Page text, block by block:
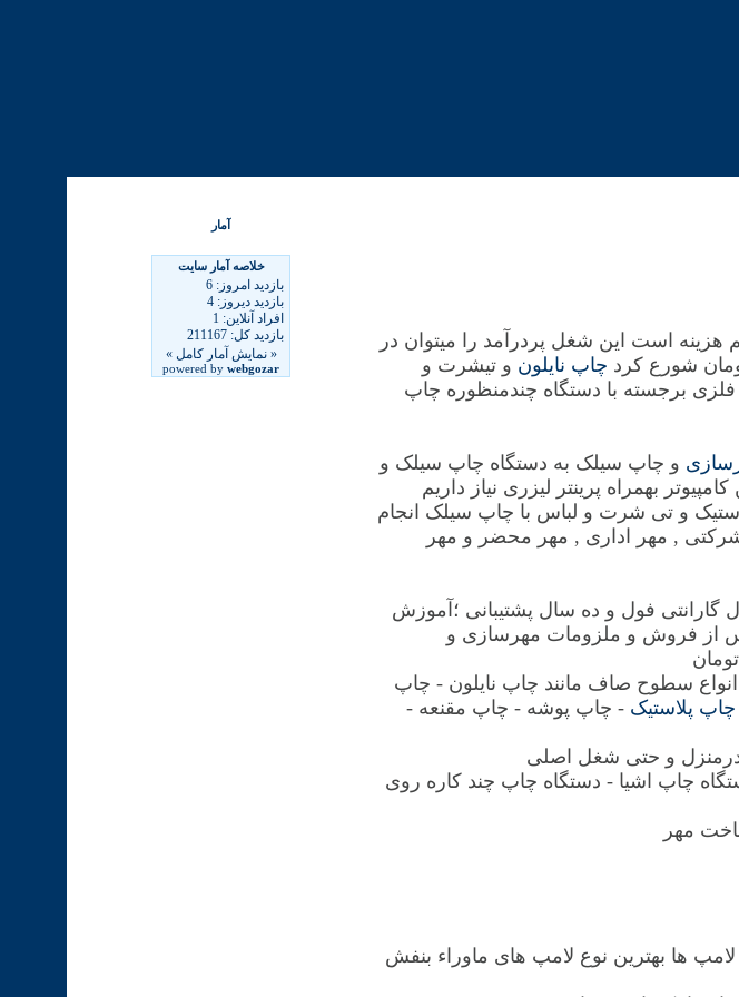
است این شغل پردرآمد را میتوان در
شورع کرد چاپ نایلون و تیشرت و
برجسته با دستگاه چندمنظوره چاپ
و چاپ سیلک به دستگاه چاپ سیلک و
بهمراه پرینتر لیزری نیاز داریم
و تی شرت و لباس با چاپ سیلک انجام
, مهر اداری , مهر محضر و مهر
چند منظوره مدل 14000 استاندارد با 1 سال گارانتی فول و ده سال پشتیبانی ؛آموزش
پس از فروش و ملزومات مهرسازی و
سطوح صاف مانند چاپ نایلون - چاپ
چاپ پلاستیک - چاپ پوشه - چاپ مقنعه -
و حتی شغل اصلی
چاپ اشیا - دستگاه چاپ چند کاره روی
مهر
ها بهترین نوع لامپ های ماوراء بنفش
آمار